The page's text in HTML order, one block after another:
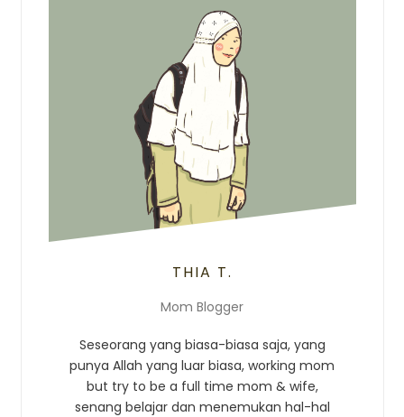
THIA T.
Mom Blogger
Seseorang yang biasa-biasa saja, yang
punya Allah yang luar biasa, working mom
but try to be a full time mom & wife,
senang belajar dan menemukan hal-hal